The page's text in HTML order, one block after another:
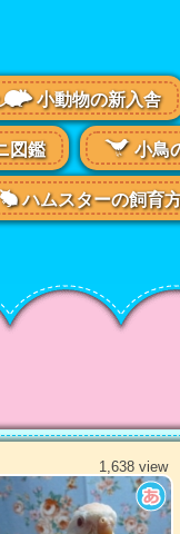
小動物の新入舎
図鑑 小鳥
ハムスターの飼育
1,638 view